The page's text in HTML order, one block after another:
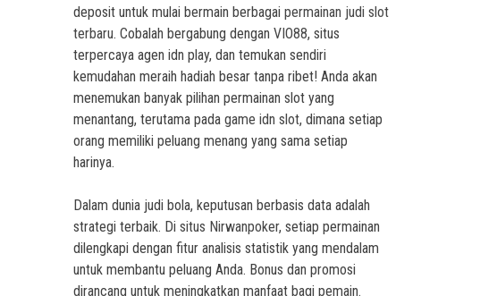
deposit untuk mulai bermain berbagai permainan judi slot
terbaru. Cobalah bergabung dengan VIO88, situs
terpercaya agen idn play, dan temukan sendiri
kemudahan meraih hadiah besar tanpa ribet! Anda akan
menemukan banyak pilihan permainan slot yang
menantang, terutama pada game idn slot, dimana setiap
orang memiliki peluang menang yang sama setiap
harinya.
Dalam dunia judi bola, keputusan berbasis data adalah
strategi terbaik. Di situs Nirwanpoker, setiap permainan
dilengkapi dengan fitur analisis statistik yang mendalam
untuk membantu peluang Anda. Bonus dan promosi
dirancang untuk meningkatkan manfaat bagi pemain.